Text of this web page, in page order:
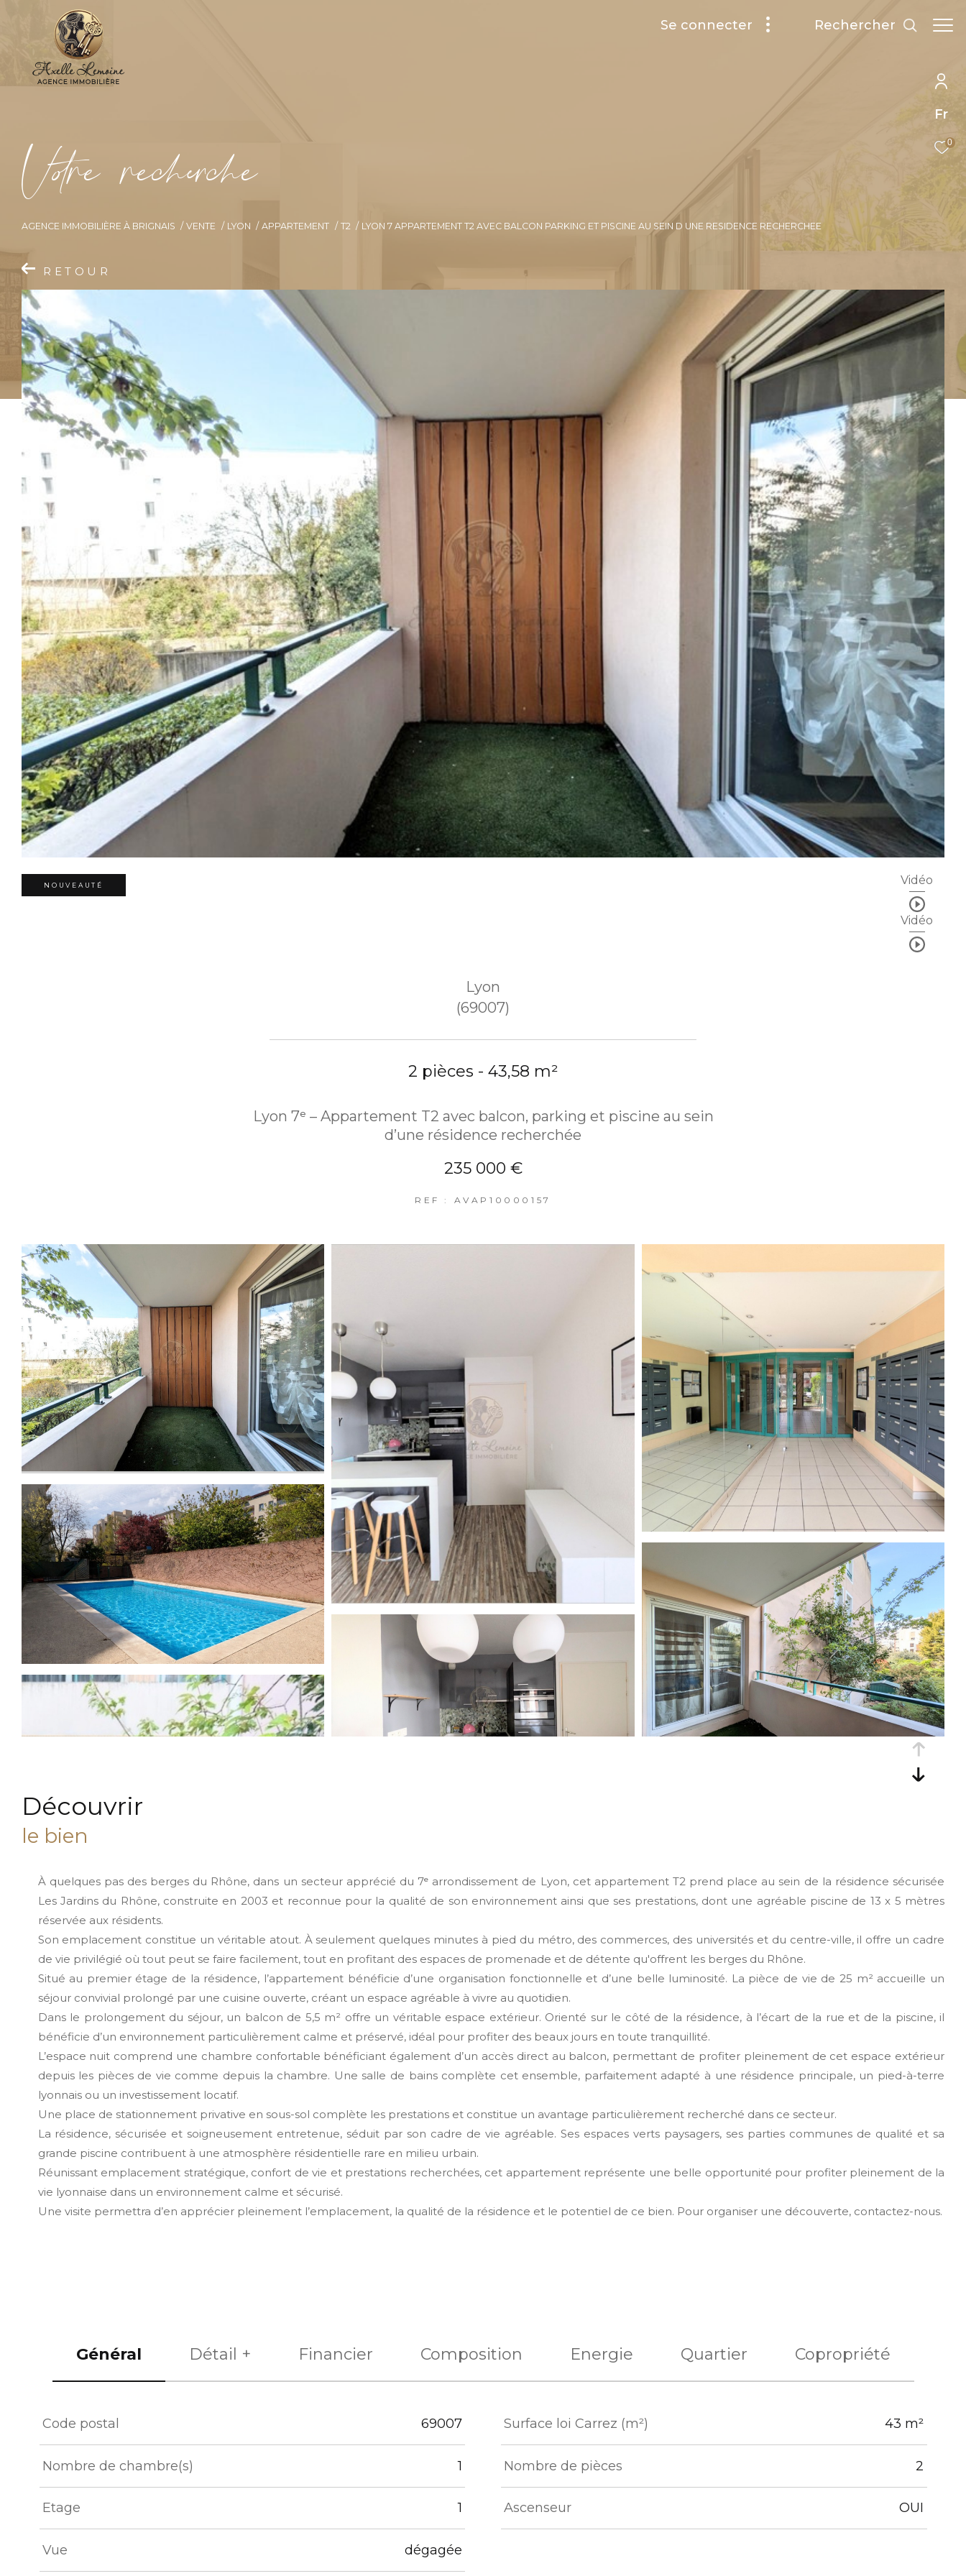
Fr
0
Se connecter rechercher
Vore recece
AGENCE IMMOBILIÈRE À BRIGNAIS VENTE LYON APPARTEMENT T2 LYON 7 APPARTEMENT T2 AVEC BALCON PARKING ET PISCINE AU SEIN D UNE RESIDENCE RECHERCHEE
RETOUR
NOUVEAUTÉ Vidéo
Vidéo
Lyon
(69007)
2 pièces - 43,58 m²
Lyon 7ᵉ – Appartement T2 avec balcon, parking et piscine au sein
d’une résidence recherchée
235 000 €
REF : AVAP10000157
découvrir
le bien
À quelques pas des berges du Rhône, dans un secteur apprécié du 7ᵉ arrondissement de Lyon, cet appartement T2 prend place au sein de la résidence sécurisée
Les Jardins du Rhône, construite en 2003 et reconnue pour la qualité de son environnement ainsi que ses prestations, dont une agréable piscine de 13 x 5 mètres
réservée aux résidents.
Son emplacement constitue un véritable atout. À seulement quelques minutes à pied du métro, des commerces, des universités et du centre-ville, il offre un cadre
de vie privilégié où tout peut se faire facilement, tout en profitant des espaces de promenade et de détente qu'offrent les berges du Rhône.
Situé au premier étage de la résidence, l’appartement bénéficie d’une organisation fonctionnelle et d’une belle luminosité. La pièce de vie de 25 m² accueille un
séjour convivial prolongé par une cuisine ouverte, créant un espace agréable à vivre au quotidien.
Dans le prolongement du séjour, un balcon de 5,5 m² offre un véritable espace extérieur. Orienté sur le côté de la résidence, à l’écart de la rue et de la piscine, il
bénéficie d’un environnement particulièrement calme et préservé, idéal pour profiter des beaux jours en toute tranquillité.
L’espace nuit comprend une chambre confortable bénéficiant également d’un accès direct au balcon, permettant de profiter pleinement de cet espace extérieur
depuis les pièces de vie comme depuis la chambre. Une salle de bains complète cet ensemble, parfaitement adapté à une résidence principale, un pied-à-terre
lyonnais ou un investissement locatif.
Une place de stationnement privative en sous-sol complète les prestations et constitue un avantage particulièrement recherché dans ce secteur.
La résidence, sécurisée et soigneusement entretenue, séduit par son cadre de vie agréable. Ses espaces verts paysagers, ses parties communes de qualité et sa
grande piscine contribuent à une atmosphère résidentielle rare en milieu urbain.
Réunissant emplacement stratégique, confort de vie et prestations recherchées, cet appartement représente une belle opportunité pour profiter pleinement de la
vie lyonnaise dans un environnement calme et sécurisé.
Une visite permettra d’en apprécier pleinement l’emplacement, la qualité de la résidence et le potentiel de ce bien. Pour organiser une découverte, contactez-nous.
Général Détail + Financier Composition Energie Quartier Copropriété
TRAD_ZEPHYR_Caracteristique
Code postal 69007 Surface loi Carrez (m²) 43 m²
Nombre de chambre(s) 1 Nombre de pièces 2
Etage 1 Ascenseur OUI
Vue dégagée